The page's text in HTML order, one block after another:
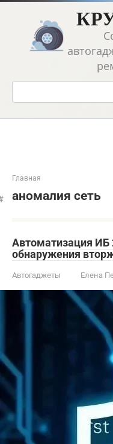
Перейти
контенту
Поиск:
Главная
аномалия сеть
Автоматизация
обнаружения
Автогаджеты Елена